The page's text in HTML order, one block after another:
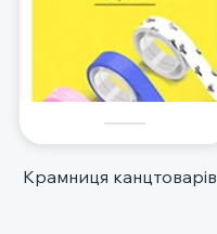
Крамниця канцтоварів